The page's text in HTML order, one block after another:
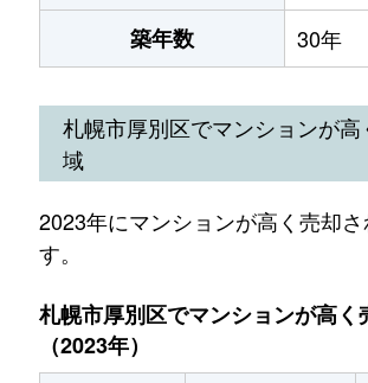
築年数 30年
札幌市厚別区でマンションが
域
2023年にマンションが高く売却
す。
札幌市厚別区でマンションが高く
（2023年）